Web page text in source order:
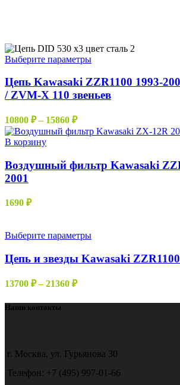
Выберите параметрыЭтот
имеет
вариаций.
выбрать
товара.
Цепь Kawasaki ZZR1100 1993-
/ ZVM-X 110 звеньев
10800 ₽ – 15860 ₽Диапазон
цен:
15860 ₽
В корзину
Воздушный фильтр Kawasaki
2001
1690 ₽
Выберите параметрыЭтот
имеет
несколько
Цепь и звезды Kawasaki
13700 ₽ – 21360 ₽Диапазон
13700 ₽
Наши контакты
г. Москва, ул. Гурьянова 30
Телефон: +7 (495) 997-01-66